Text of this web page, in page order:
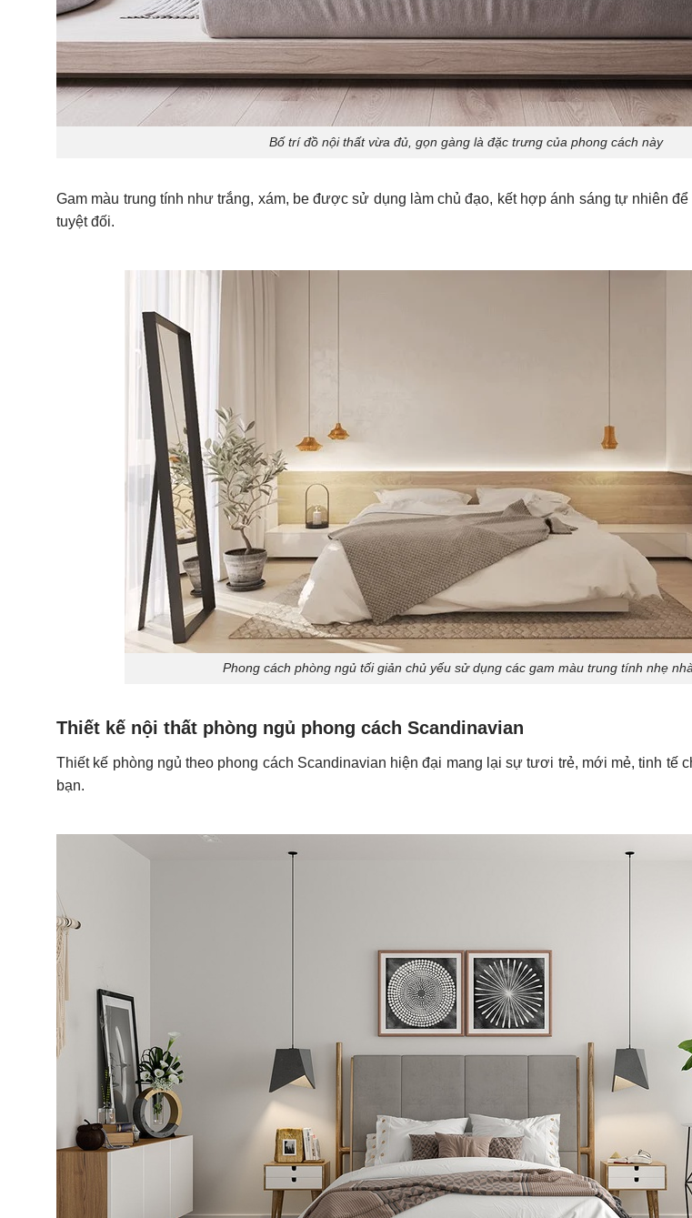
Bố trí đồ nội thất vừa đủ, gọn gàng là đặc trưng của phong cách này
Gam màu trung tính như trắng, xám, be được sử dụng làm chủ đạo, kết hợp ánh sáng tự nhiên
tuyệt đối.
Phong cách phòng ngủ tối giản chủ yếu sử dụng các gam màu trung tính nhẹ
Thiết kế nội thất phòng ngủ phong cách Scandinavian
Thiết kế phòng ngủ theo phong cách Scandinavian hiện đại mang lại sự tươi trẻ, mới mẻ, tinh tế
bạn.